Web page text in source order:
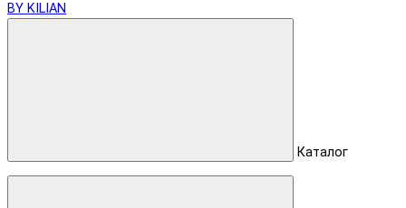
BY KILIAN
Каталог